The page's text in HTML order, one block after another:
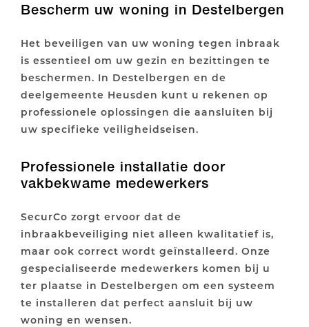
Bescherm uw woning in Destelbergen
Het beveiligen van uw woning tegen inbraak
is essentieel om uw gezin en bezittingen te
beschermen. In Destelbergen en de
deelgemeente Heusden kunt u rekenen op
professionele oplossingen die aansluiten bij
uw specifieke veiligheidseisen.
Professionele installatie door
vakbekwame medewerkers
SecurCo zorgt ervoor dat de
inbraakbeveiliging niet alleen kwalitatief is,
maar ook correct wordt geïnstalleerd. Onze
gespecialiseerde medewerkers komen bij u
ter plaatse in Destelbergen om een systeem
te installeren dat perfect aansluit bij uw
woning en wensen.